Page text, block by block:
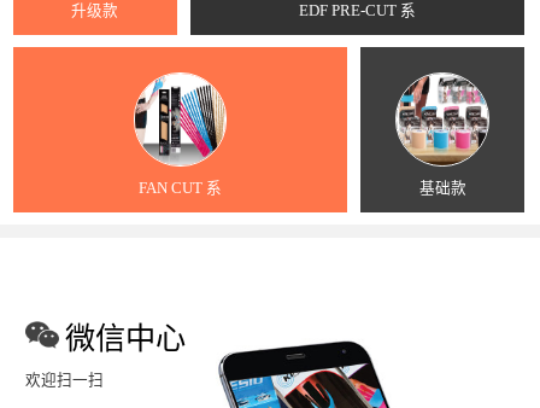
升级款 EDF PRE-CUT 系
FAN CUT 系 基础款
微信中心
欢迎扫一扫